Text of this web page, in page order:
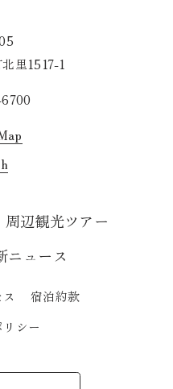
里1517-1
周辺観光ツアー
ニュース
宿泊約款
シー